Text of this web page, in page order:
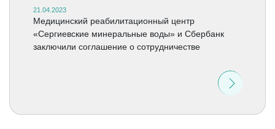
21.04.2023
Медицинский реабилитационный центр
«Сергиевские минеральные воды» и Сбербанк
заключили соглашение о сотрудничестве